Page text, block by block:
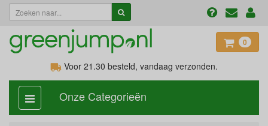
0
Voor 21.30 besteld, vandaag verzonden.
categorie
aan,
Onze Categorieën